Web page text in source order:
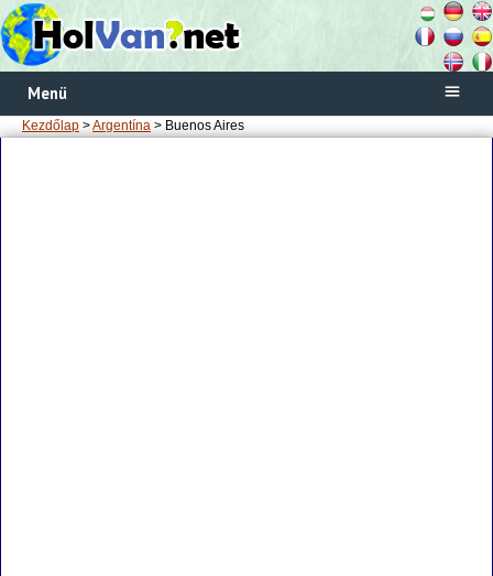
Menü
Kezdőlap >Argentína > Buenos Aires